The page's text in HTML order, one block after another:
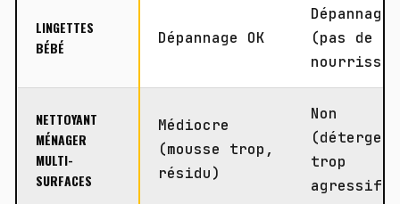
LINGETTES
BÉBÉ
Dépannage OK
Dépannage
(pas de
NETTOYANT
MÉNAGER
MULTI-
SURFACES
Médiocre
(mousse trop,
résidu)
Non
(détergent
trop
agressif)